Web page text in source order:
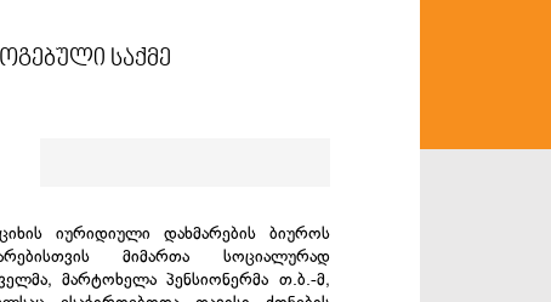
საქმე
იურიდიული დახმარების ბიუროს
მიმართა სოციალურად
მარტოხელა პენსიონერმა თ.ბ.-მ,